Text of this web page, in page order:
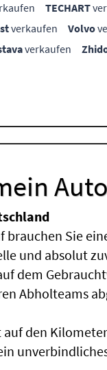
TECHART
verkaufen Volvo
verkaufen
brauchen Sie
und absolut
dem
Abholteams
den